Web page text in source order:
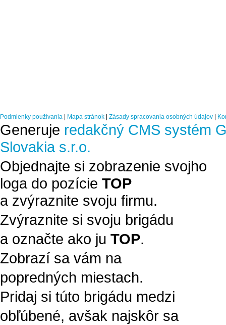
Podmienky používania Mapa stránok Zásady spracovania osobných údajov
Generuje redakčný CMS systém
Slovakia s.r.o.
Objednajte si zobrazenie svojho
loga do pozície TOP
a zvýraznite svoju firmu.
Zvýraznite si svoju brigádu
a označte ako ju TOP.
Zobrazí sa vám na
popredných miestach.
Pridaj si túto brigádu medzi
obľúbené, avšak najskôr sa